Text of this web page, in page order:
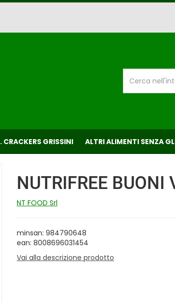
Prodotto
GRISSINI ALTRI ALIMENTI SENZA
NUTRIFREE BUONI
NT FOOD Srl
minsan: 984790648
ean: 8008696031454
Vai alla descrizione prodotto